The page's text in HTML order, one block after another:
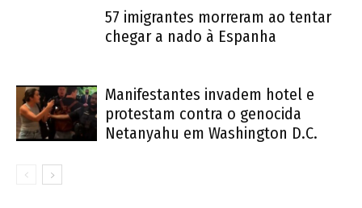
57 imigrantes morreram ao tentar
chegar a nado à Espanha
Manifestantes invadem hotel e
protestam contra o genocida
Netanyahu em Washington D.C.